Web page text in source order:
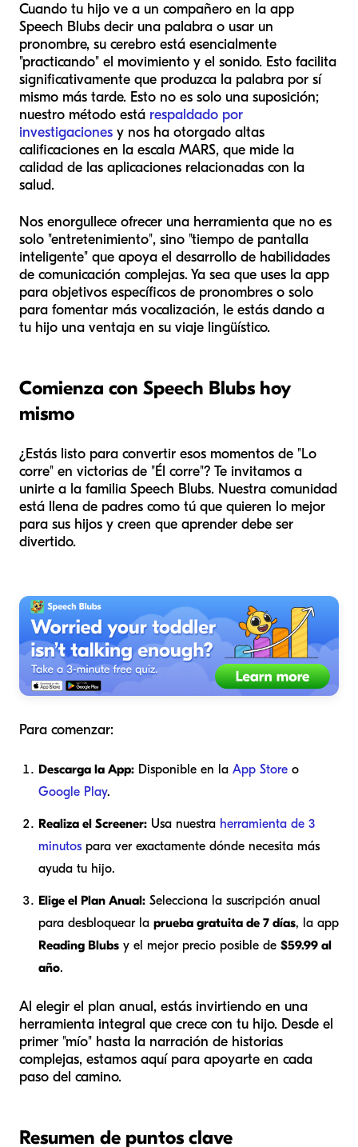
Cuando tu hijo ve a un compañero en la app
Speech Blubs decir una palabra o usar un
pronombre, su cerebro está esencialmente
"practicando" el movimiento y el sonido. Esto facilita
significativamente que produzca la palabra por sí
mismo más tarde. Esto no es solo una suposición;
nuestro método está respaldado por
investigaciones y nos ha otorgado altas
calificaciones en la escala MARS, que mide la
calidad de las aplicaciones relacionadas con la
salud.
Nos enorgullece ofrecer una herramienta que no es
solo "entretenimiento", sino "tiempo de pantalla
inteligente" que apoya el desarrollo de habilidades
de comunicación complejas. Ya sea que uses la app
para objetivos específicos de pronombres o solo
para fomentar más vocalización, le estás dando a
tu hijo una ventaja en su viaje lingüístico.
Comienza con Speech Blubs hoy
mismo
¿Estás listo para convertir esos momentos de "Lo
corre" en victorias de "Él corre"? Te invitamos a
unirte a la familia Speech Blubs. Nuestra comunidad
está llena de padres como tú que quieren lo mejor
para sus hijos y creen que aprender debe ser
divertido.
Para comenzar:
Descarga la App: Disponible en la App Store o
Google Play.
Realiza el Screener: Usa nuestra herramienta de 3
minutos para ver exactamente dónde necesita más
ayuda tu hijo.
Elige el Plan Anual: Selecciona la suscripción anual
para desbloquear la prueba gratuita de 7 días, la app
Reading Blubs y el mejor precio posible de $59.99 al
año.
Al elegir el plan anual, estás invirtiendo en una
herramienta integral que crece con tu hijo. Desde el
primer "mío" hasta la narración de historias
complejas, estamos aquí para apoyarte en cada
paso del camino.
Resumen de puntos clave